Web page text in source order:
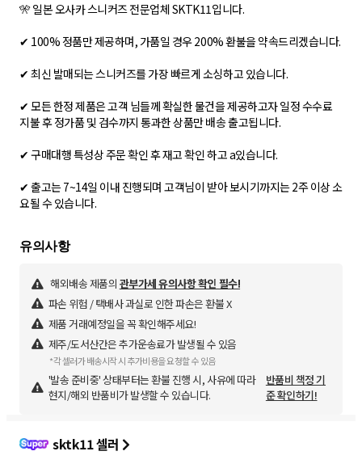
🎌 일본 오사카 스니커즈 전문업체 SKTK11입니다.
✔ 100% 정품만 제공하며, 가품일 경우 200% 환불을 약속드리겠습니다.
✔ 최신 발매되는 스니커즈를 가장 빠르게 소싱하고 있습니다.
✔ 모든 한정 제품은 고객 님들께 확실한 물건을 제공하고자 일정 수수료
지불 후 정가품 및 검수까지 통과한 상품만 배송 출고됩니다.
✔ 구매대행 특성상 주문 확인 후 재고 확인 하고 a있습니다.
✔ 출고는 7~14일 이내 진행되며 고객님이 받아 보시기까지는 2주 이상 소
유의사항
해외배송 제품의 관부가세 유의사항 확인 필수!
파손 위험 / 택배사 과실로 인한 파손은 환불 X
제품 거래예정일을 꼭 확인해주세요!
제주/도서산간은 추가운송료가 발생될 수 있음
*각 셀러가 배송시작 시 추가비용을 요청할 수 있음
'발송 준비중' 상태부터는 환불 진행 시, 사유에 따라
현지/해외 반품비가 발생할 수 있습니다.
반품비 책정 기
준 확인하기!
sktk11 셀러